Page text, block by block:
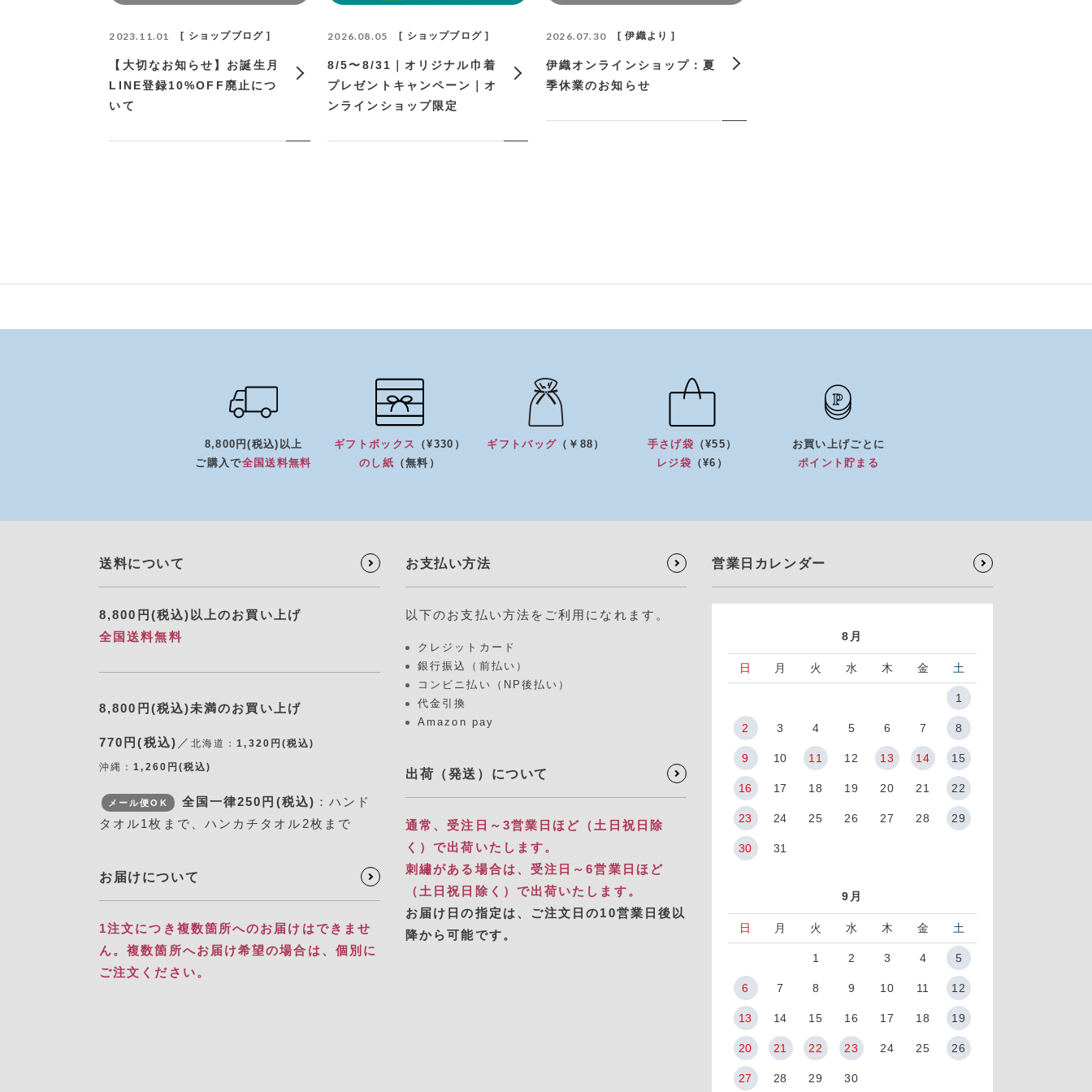
2023.11.01 ショップブログ
【大切なお知らせ】お誕生月
LINE登録10%OFF廃止につ
いて
2026.08.05 ショップブログ
8/5〜8/31｜オリジナル巾着
プレゼントキャンペーン｜オ
ンラインショップ限定
2026.07.30 伊織より
伊織オンラインショップ：夏
季休業のお知らせ
8,800円(税込)以上
ご購入で全国送料無料
ギフトボックス
（¥330）
のし紙 （無料）
ギフトバッグ （￥88） 手さげ袋 （¥55）
レジ袋 （¥6）
お買い上げごとに
ポイント貯まる
送料について
8,800円(税込)以上のお買い上げ
全国送料無料
8,800円(税込)未満のお買い上げ
770円(税込) ／ 北海道：1,320円(税込)
沖縄：1,260円(税込)
メール便OK 全国一律250円(税込) ：ハンド
タオル1枚まで、ハンカチタオル2枚まで
お届けについて
1注文につき複数箇所へのお届けはできませ
ん。​ 複数箇所へお届け希望の場合は、個別に
ご注文ください。​
お支払い方法
以下のお支払い方法をご利用になれます。
クレジットカード
銀行振込（前払い）
コンビニ払い（NP後払い）
代金引換
Amazon pay
出荷（発送）について
通常、受注日～3営業日ほど（土日祝日除
く）で出荷いたします。
刺繡がある場合は、受注日～6営業日ほど
（土日祝日除く）で出荷いたします。
お届け日の指定は、​ご注文日の10営業日後以
降から可能です。
営業日カレンダー
8月
日 月 火 水 木 金 土
1
2 3 4 5 6 7 8
9 10 11 12 13 14 15
16 17 18 19 20 21 22
23 24 25 26 27 28 29
30 31
9月
日 月 火 水 木 金 土
1 2 3 4 5
6 7 8 9 10 11 12
13 14 15 16 17 18 19
20 21 22 23 24 25 26
27 28 29 30